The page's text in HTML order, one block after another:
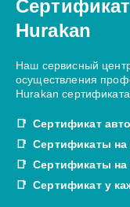
Hurakan
Наш сервисный
осуществления
Hurakan
Сертификат
Сертификаты
Сертификаты
Сертификат у